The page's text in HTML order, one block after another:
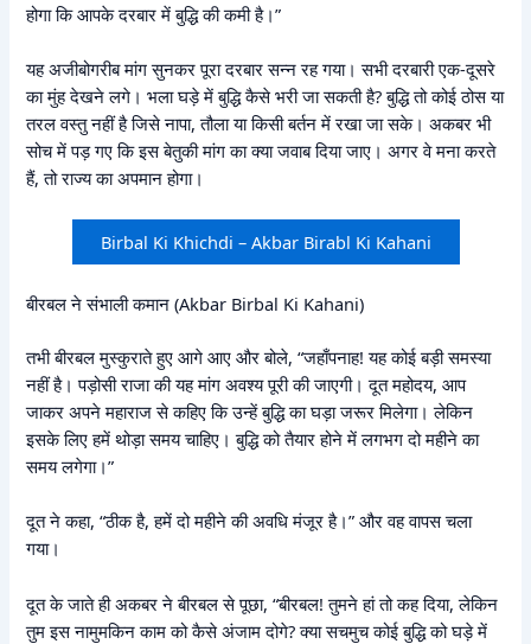
होगा कि आपके दरबार में बुद्धि की कमी है।”
यह अजीबोगरीब मांग सुनकर पूरा दरबार सन्न रह गया। सभी दरबारी एक-दूसरे
का मुंह देखने लगे। भला घड़े में बुद्धि कैसे भरी जा सकती है? बुद्धि तो कोई ठोस या
तरल वस्तु नहीं है जिसे नापा, तौला या किसी बर्तन में रखा जा सके। अकबर भी
सोच में पड़ गए कि इस बेतुकी मांग का क्या जवाब दिया जाए। अगर वे मना करते
हैं, तो राज्य का अपमान होगा।
Birbal Ki Khichdi – Akbar Birabl Ki Kahani
बीरबल ने संभाली कमान (Akbar Birbal Ki Kahani)
तभी बीरबल मुस्कुराते हुए आगे आए और बोले, “जहाँपनाह! यह कोई बड़ी समस्या
नहीं है। पड़ोसी राजा की यह मांग अवश्य पूरी की जाएगी। दूत महोदय, आप
जाकर अपने महाराज से कहिए कि उन्हें बुद्धि का घड़ा जरूर मिलेगा। लेकिन
इसके लिए हमें थोड़ा समय चाहिए। बुद्धि को तैयार होने में लगभग दो महीने का
समय लगेगा।”
दूत ने कहा, “ठीक है, हमें दो महीने की अवधि मंजूर है।” और वह वापस चला
गया।
दूत के जाते ही अकबर ने बीरबल से पूछा, “बीरबल! तुमने हां तो कह दिया, लेकिन
तुम इस नामुमकिन काम को कैसे अंजाम दोगे? क्या सचमुच कोई बुद्धि को घड़े में